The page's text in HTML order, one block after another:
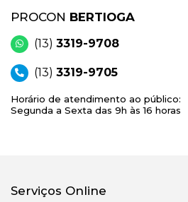
PROCON BERTIOGA
(13) 3319-9708
(13) 3319-9705
Horário de atendimento ao público:
Segunda a Sexta das 9h às 16 horas
Serviços Online